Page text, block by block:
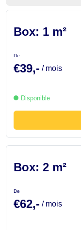
Box: 1 m²
De
€39,- / mois
Disponible
Box: 2 m²
De
€62,- / mois